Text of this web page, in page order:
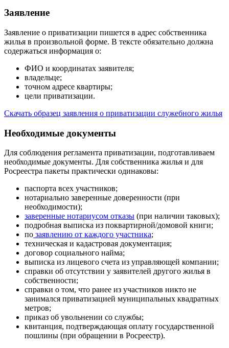
Заявление
Заявление о приватизации пишется в адрес собственника
жилья в произвольной форме. В тексте обязательно должна
содержаться информация о:
ФИО и координатах заявителя;
владельце;
точном адресе квартиры;
цели приватизации.
Скачать образец заявления о приватизации служебного жилья
Необходимые документы
Для соблюдения регламента приватизации, подготавливаем
необходимые документы. Для собственника жилья и для
Росреестра пакеты практически одинаковы:
паспорта всех участников;
нотариально заверенные доверенности (при
необходимости);
заверенные нотариусом отказы (при наличии таковых);
подробная выписка из поквартирной/домовой книги;
по заявлению от каждого участника;
техническая и кадастровая документация;
договор социального найма;
выписка из лицевого счета из управляющей компании;
справки об отсутствии у заявителей другого жилья в
собственности;
справки о том, что ранее из участников никто не
занимался приватизацией муниципальных квадратных
метров;
приказ об увольнении со службы;
квитанция, подтверждающая оплату государственной
пошлины (при обращении в Росреестр).